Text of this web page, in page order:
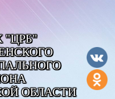
"ЦРБ"
ОБЛАСТИ